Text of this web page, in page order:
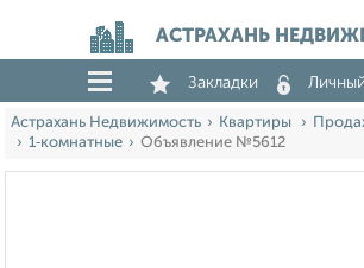
АСТРАХАНЬ
Закладки
Астрахань Недвижимость Квартиры
1‑комнатные
Объявление №5612